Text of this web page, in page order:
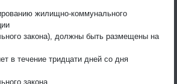
жилищно-коммунального
закона), должны быть размещены на
в течение тридцати дней со дня
закона.